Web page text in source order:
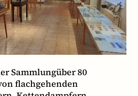
Sammlungüber 80
flachgehenden